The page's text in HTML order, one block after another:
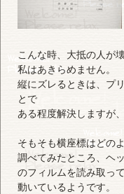
こんな時、大抵の人が
私はあきらめません。
縦にズレるときは、プ
とで
ある程度解決しますが
そもそも横座標はどの
調べてみたところ、ヘ
のフィルムを読み取って
動いているようです。